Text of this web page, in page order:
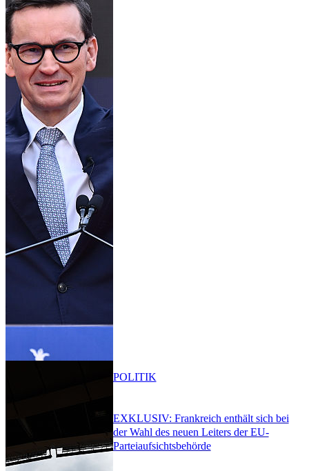
EXKLUSIV: Frankreich enthält sich bei
der Wahl des neuen Leiters der EU-
Parteiaufsichtsbehörde
POLITIK